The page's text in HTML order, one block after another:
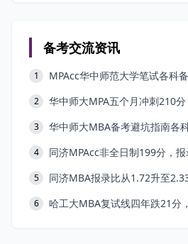
备考交流资讯
1 MPAcc华中师范大学笔试各科
2 华中师大MPA五个月冲刺210
3 华中师大MBA备考避坑指南各
4 同济MPAcc非全日制199分，
5 同济MBA报录比从1.72升至
6 哈工大MBA复试线四年跌21分